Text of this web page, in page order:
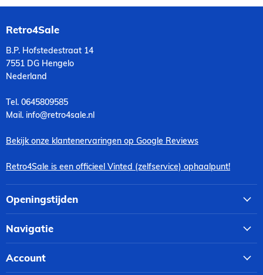
Retro4Sale
B.P. Hofstedestraat 14
7551 DG Hengelo
Nederland
Tel. 0645809585
Mail. info@retro4sale.nl
Bekijk onze klantenervaringen op Google Reviews
Retro4Sale is een officieel Vinted (zelfservice) ophaalpunt!
Openingstijden
Navigatie
Account